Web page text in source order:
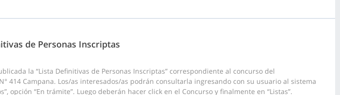
de Personas Inscriptas
la “Lista Definitivas de Personas Inscriptas” correspondiente al concurso del
414 Campana. Los/as interesados/as podrán consultarla ingresando con su usuario al sistema
opción “En trámite”. Luego deberán hacer click en el Concurso y finalmente en “Listas”.